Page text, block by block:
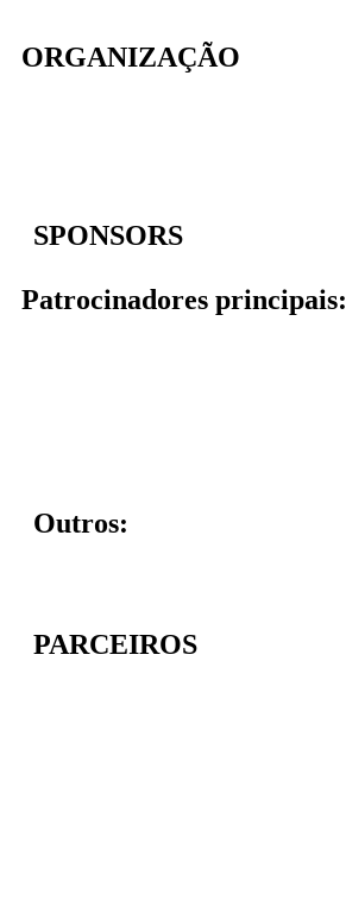
ORGANIZAÇÃO
SPONSORS
Patrocinadores principais:
Outros:
PARCEIROS